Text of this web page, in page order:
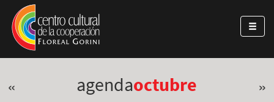
Pasar al contenido principal
Jump to main content
« agendaoctubre »